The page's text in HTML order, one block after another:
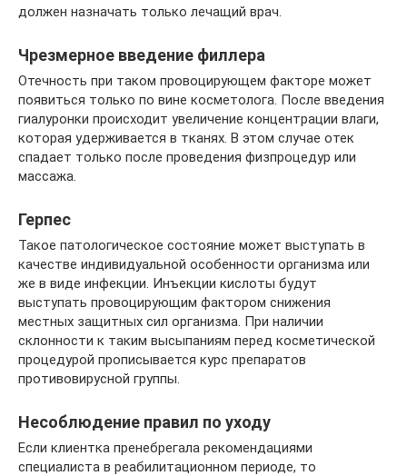
должен назначать только лечащий врач.
Чрезмерное введение филлера
Отечность при таком провоцирующем факторе может
появиться только по вине косметолога. После введения
гиалуронки происходит увеличение концентрации влаги,
которая удерживается в тканях. В этом случае отек
спадает только после проведения физпроцедур или
массажа.
Герпес
Такое патологическое состояние может выступать в
качестве индивидуальной особенности организма или
же в виде инфекции. Инъекции кислоты будут
выступать провоцирующим фактором снижения
местных защитных сил организма. При наличии
склонности к таким высыпаниям перед косметической
процедурой прописывается курс препаратов
противовирусной группы.
Несоблюдение правил по уходу
Если клиентка пренебрегала рекомендациями
специалиста в реабилитационном периоде, то